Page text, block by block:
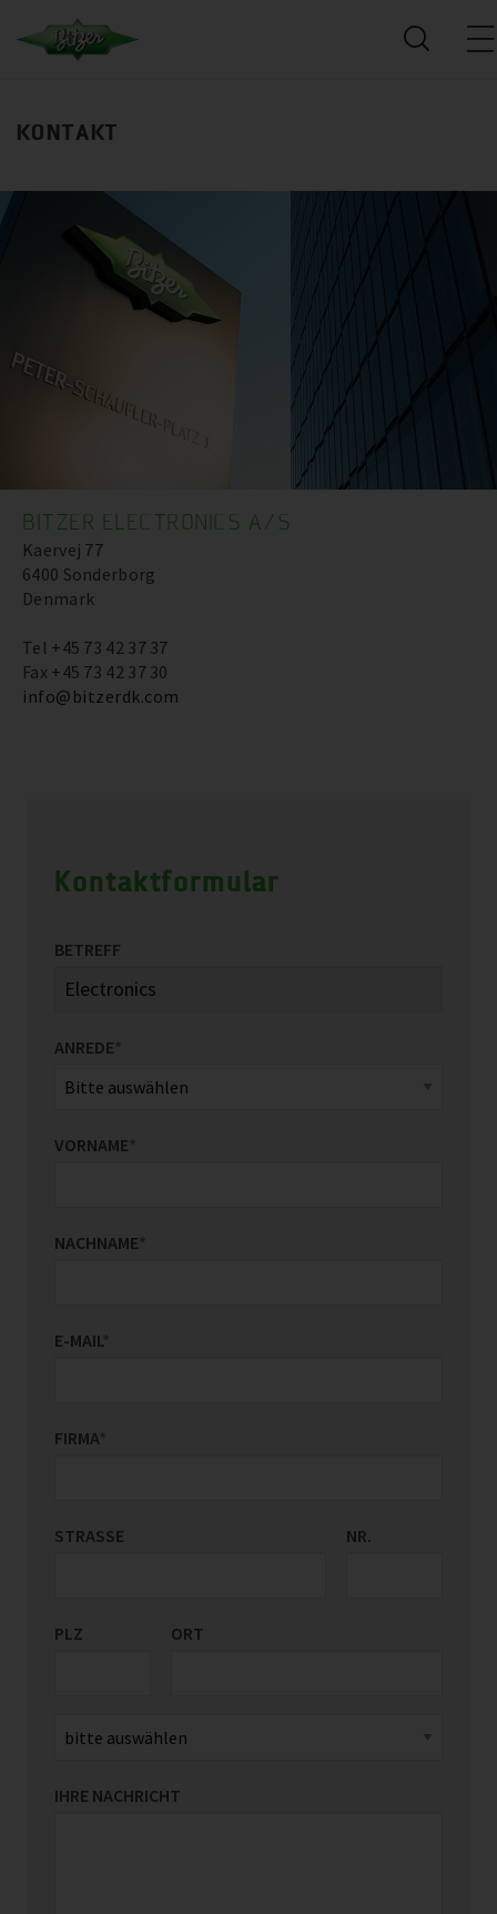
KONTAKT
BITZER ELECTRONICS A/S
Kaervej 77
6400 Sonderborg
Denmark
Tel +45 73 42 37 37
Fax +45 73 42 37 30
info@bitzerdk.com
Kontaktformular
BETREFF
ANREDE*
VORNAME*
NACHNAME*
E-MAIL*
FIRMA*
STRASSE NR.
PLZ ORT
LAND/REGION
IHRE NACHRICHT